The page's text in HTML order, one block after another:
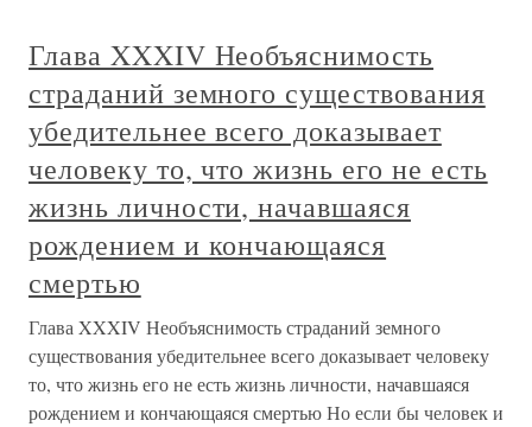
Глава XXXIV Необъяснимость
страданий земного существования
убедительнее всего доказывает
человеку то, что жизнь его не есть
жизнь личности, начавшаяся
рождением и кончающаяся
смертью
Глава XXXIV Необъяснимость страданий земного
существования убедительнее всего доказывает человеку
то, что жизнь его не есть жизнь личности, начавшаяся
рождением и кончающаяся смертью Но если бы человек и